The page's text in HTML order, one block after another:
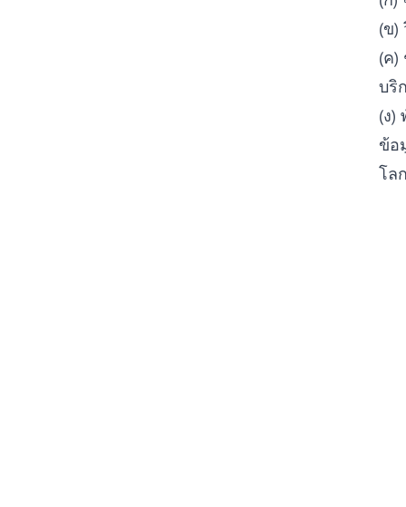
(ข)
(ค)
บริ
(ง)
ข้อ
โล